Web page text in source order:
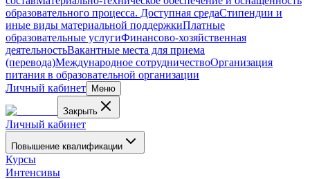
образовательного процесса. Доступная средаСтипендии и
иные виды материальной поддержкиПлатные
образовательные услугиФинансово-хозяйственная
деятельностьВакантные места для приема
(перевода)Международное сотрудничествоОрганизация
питания в образовательной организации
Личный кабинет
Меню
Закрыть
Личный кабинет
Повышение квалификации
Курсы
Интенсивы